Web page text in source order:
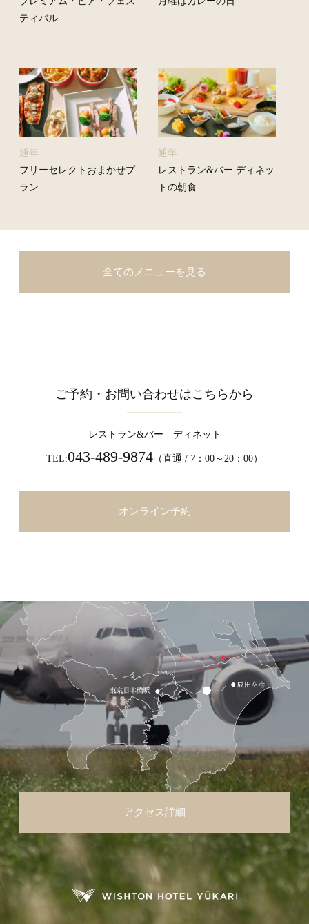
ティバル
通年
フリーセレクトおまかせプ
ラン
通年
レストラン&バー ディネッ
トの朝食
全てのメニューを見る
ご予約・お問い合わせはこちらから
レストラン&バー ディネット
TEL:043-489-9874 （直通 / 7：00～20：00）
オンライン予約
アクセス詳細